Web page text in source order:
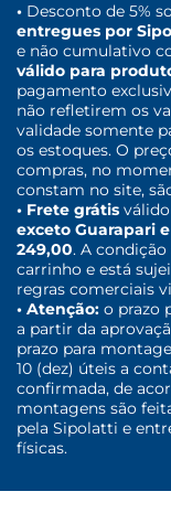
• Desconto de 5%
entregues por
e não cumulativo
válido para
pagamento
não refletirem os
validade somente
os estoques. O
compras, no
constam no site,
• Frete grátis
exceto Guarapari
249,00. A
carrinho e está
regras comerciais
• Atenção: o prazo
a partir da
prazo para
10 (dez) úteis a
confirmada, de
montagens são
pela Sipolatti e
físicas.